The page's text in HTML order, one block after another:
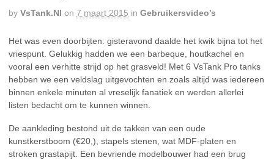
by VsTank.nl on 7 maart 2015 in Gebruikersvideo’s
Het was even doorbijten: gisteravond daalde het kwik bijna tot het
vriespunt. Gelukkig hadden we een barbeque, houtkachel en
vooral een verhitte strijd op het grasveld! Met 6 VsTank Pro tanks
hebben we een veldslag uitgevochten en zoals altijd was iedereen
binnen enkele minuten al vreselijk fanatiek en werden allerlei
listen bedacht om te kunnen winnen.
De aankleding bestond uit de takken van een oude
kunstkerstboom (€20,), stapels stenen, wat MDF-platen en
stroken grastapijt. Een bevriende modelbouwer had een brug